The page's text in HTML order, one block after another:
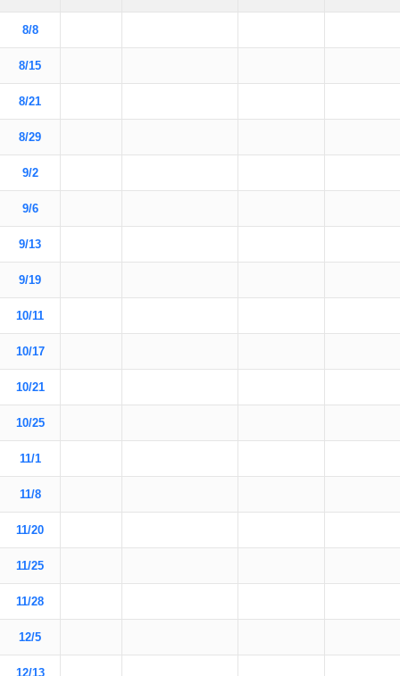
8/8
8/15
8/21
8/29
9/2
9/6
9/13
9/19
10/11
10/17
10/21
10/25
11/1
11/8
11/20
11/25
11/28
12/5
12/13